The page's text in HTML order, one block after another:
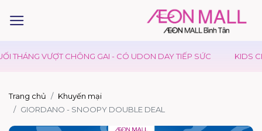
THÁNG VƯỢT CHÔNG GAI - CÓ UDON DAY TIẾP SỨC KIDS
Trang chủ
Khuyến mại
GIORDANO - SNOOPY DOUBLE DEAL